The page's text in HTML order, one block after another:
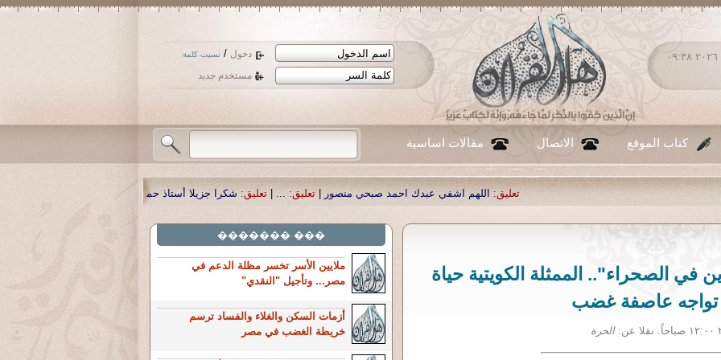
دخول / نسيت كلمة
مستخدم جديد
الأحد ٠٩ - أغسطس - ٢٠٢٦ ٠٩:٣٨
كتاب الموقع الاتصال مقالات اساسية
اللهم اشفي عبدك احمد صبحي منصور|تعليق: ...
|تعليق: شكرا جزيلا أستاذ حمد الحمد .أكرمكم الله .|تعليق:
في الصحراء".. الممثلة الكويتية حياة
تواجه عاصفة غضب
الحرة
��� �������
ملايين الأسر تخسر مظلة الدعم في
مصر... وتأجيل "النقدي"
أزمات السكن والغلاء والفساد ترسم
خريطة الغضب في مصر